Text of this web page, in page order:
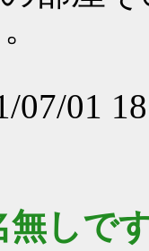
07/01
無しで